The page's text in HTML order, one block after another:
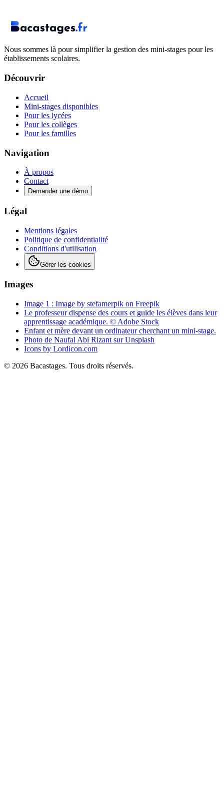
Nous sommes là pour simplifier la gestion des mini-stages pour les
établissements scolaires.
Découvrir
Accueil
Mini-stages disponibles
Pour les lycées
Pour les collèges
Pour les familles
Navigation
À propos
Contact
Demander une démo
Légal
Mentions légales
Politique de confidentialité
Conditions d'utilisation
Gérer les cookies
Images
Image 1 : Image by stefamerpik on Freepik
Le professeur dispense des cours et guide les élèves dans leur
apprentissage académique. © Adobe Stock
Enfant et mère devant un ordinateur cherchant un mini-stage.
Photo de Naufal Abi Rizant sur Unsplash
Icons by Lordicon.com
© 2026 Bacastages. Tous droits réservés.